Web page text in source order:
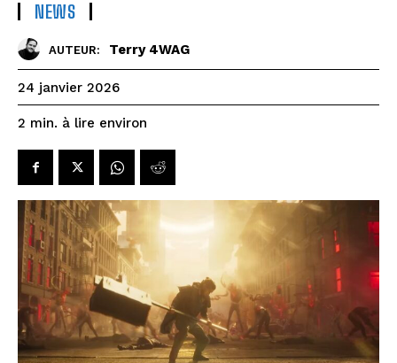
NEWS
AUTEUR: Terry 4WAG
24 janvier 2026
2 min. à lire environ